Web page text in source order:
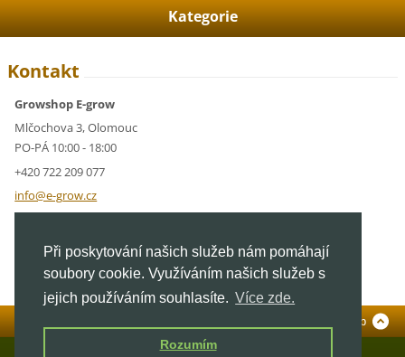
Při poskytování našich služeb nám pomáhají
soubory cookie. Využíváním našich služeb s
jejich používáním souhlasíte. Více zde.
Rozumím
Kategorie
Kontakt
Growshop E-grow
Mlčochova 3, Olomouc
PO-PÁ 10:00 - 18:00
+420 722 209 077
info@e-grow.cz
IČ: 05928591
DIČ: CZ05928591
To Top